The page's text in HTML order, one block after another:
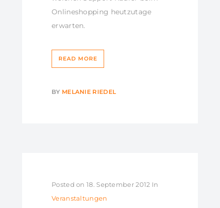
Onlineshopping heutzutage
erwarten.
READ MORE
BY MELANIE RIEDEL
Posted on 18. September 2012 In
Veranstaltungen